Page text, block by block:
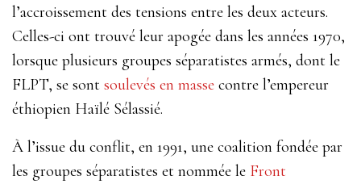
l’accroissement des tensions entre les deux acteurs.
Celles-ci ont trouvé leur apogée dans les années 1970,
lorsque plusieurs groupes séparatistes armés, dont le
FLPT, se sont soulevés en masse contre l’empereur
éthiopien Haïlé Sélassié.
À l’issue du conflit, en 1991, une coalition fondée par
les groupes séparatistes et nommée le Front